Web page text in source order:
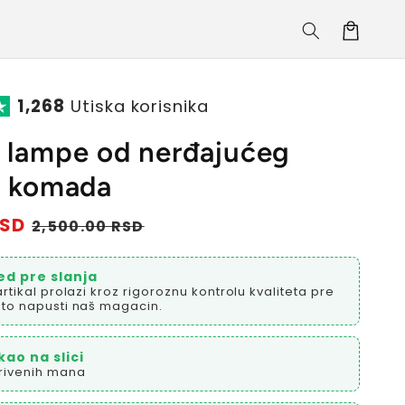
Korpa
1,268 Utiska korisnika
lampe od nerđajućeg
Prodajna
cena
2,500.00 RSD
pre slanja
prolazi kroz rigoroznu kontrolu kvaliteta pre
napusti naš magacin.
na slici
mana